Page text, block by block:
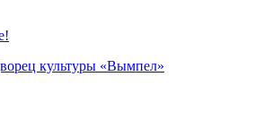
культуры «Вымпел»